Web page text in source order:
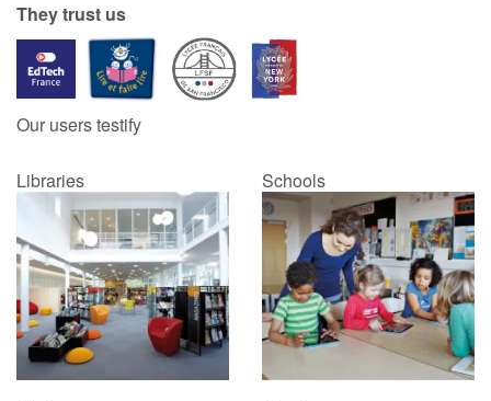
They trust us
Our users testify
Libraries Schools